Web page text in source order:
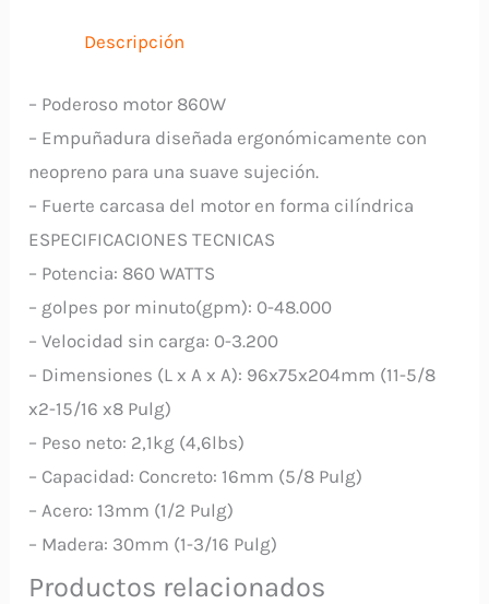
Descripción
– Poderoso motor 860W
– Empuñadura diseñada ergonómicamente con
neopreno para una suave sujeción.
– Fuerte carcasa del motor en forma cilíndrica
ESPECIFICACIONES TECNICAS
– Potencia: 860 WATTS
– golpes por minuto(gpm): 0-48.000
– Velocidad sin carga: 0-3.200
– Dimensiones (L x A x A): 96x75x204mm (11-5/8
x2-15/16 x8 Pulg)
– Peso neto: 2,1kg (4,6lbs)
– Capacidad: Concreto: 16mm (5/8 Pulg)
– Acero: 13mm (1/2 Pulg)
– Madera: 30mm (1-3/16 Pulg)
Productos relacionados